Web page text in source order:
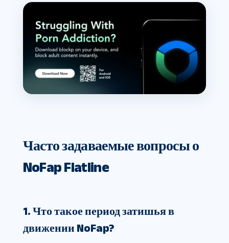
Часто задаваемые вопросы о
NoFap Flatline
1. Что такое период затишья в
движении NoFap?